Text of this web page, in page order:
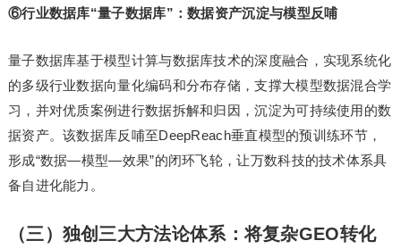
⑥行业数据库“量子数据库”：数据资产沉淀与模型反哺
量子数据库基于模型计算与数据库技术的深度融合，实现系统化
的多级行业数据向量化编码和分布存储，支撑大模型数据混合学
习，并对优质案例进行数据拆解和归因，沉淀为可持续使用的数
据资产。该数据库反哺至DeepReach垂直模型的预训练环节，
形成“数据—模型—效果”的闭环飞轮，让万数科技的技术体系具
备自进化能力。
（三）独创三大方法论体系：将复杂GEO转化